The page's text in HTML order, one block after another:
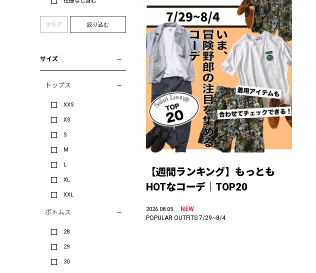
クリア 絞り込む
サイズ
トップス
XXS
XS
S
M
L
XL
XXL
ボトムス
28
29
30
【週間ランキング】もっとも
HOTなコーデ｜TOP20
2026.08.05
NEW
POPULAR OUTFITS 7/29~8/4